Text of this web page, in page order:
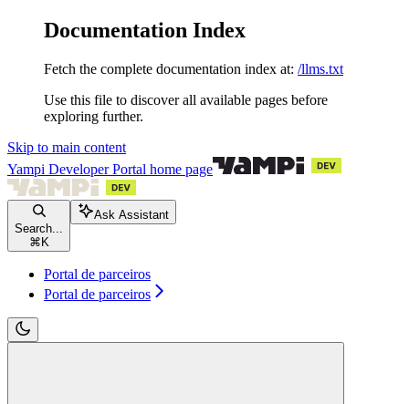
Documentation Index
Fetch the complete documentation index at: /llms.txt
Use this file to discover all available pages before
exploring further.
Skip to main content
Yampi Developer Portal home page
Search...
⌘ K
Ask Assistant
Portal de parceiros
Portal de parceiros